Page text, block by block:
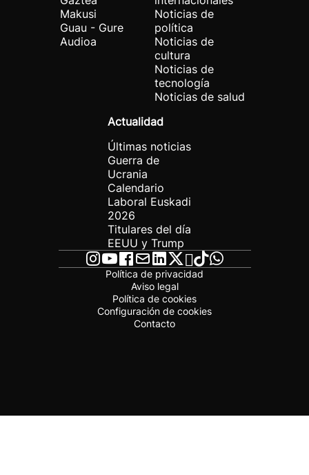
Makusi
Guau - Gure
Audioa
Noticias de
política
Noticias de
cultura
Noticias de
tecnología
Noticias de salud
Actualidad
Últimas noticias
Guerra de
Ucrania
Calendario
Laboral Euskadi
2026
Titulares del día
EEUU y Trump
Política de privacidad
Aviso legal
Política de cookies
Configuración de cookies
Contacto